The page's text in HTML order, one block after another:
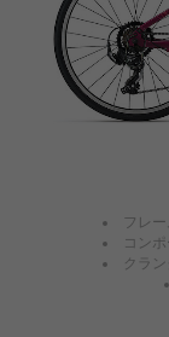
フレ
コン
クラ